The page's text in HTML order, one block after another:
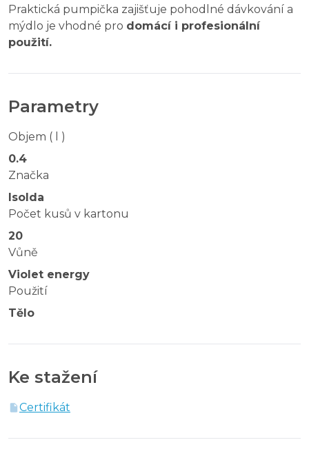
Praktická pumpička zajišťuje pohodlné dávkování a
mýdlo je vhodné pro domácí i profesionální
použití.
Parametry
Objem ( l )
0.4
Značka
Isolda
Počet kusů v kartonu
20
Vůně
Violet energy
Použití
Tělo
Ke stažení
Certifikát